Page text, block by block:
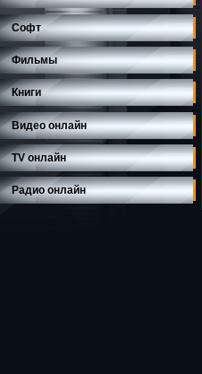
Софт
Фильмы
Книги
Видео онлайн
TV онлайн
Радио онлайн